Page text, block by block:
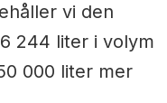
vi den
244 liter i volym
000 liter mer